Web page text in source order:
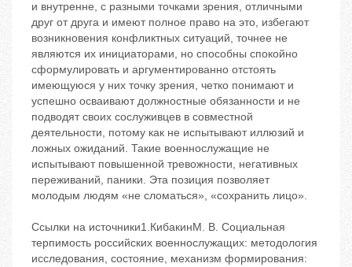
и внутренне, с разными точками зрения, отличными
друг от друга и имеют полное право на это, избегают
возникновения конфликтных ситуаций, точнее не
являются их инициаторами, но способны спокойно
сформулировать и аргументированно отстоять
имеющуюся у них точку зрения, четко понимают и
успешно осваивают должностные обязанности и не
подводят своих сослуживцев в совместной
деятельности, потому как не испытывают иллюзий и
ложных ожиданий. Такие военнослужащие не
испытывают повышенной тревожности, негативных
переживаний, паники. Эта позиция позволяет
молодым людям «не сломаться», «сохранить лицо».
Ссылки на источники1.КибакинМ. В. Социальная
терпимость российских военнослужащих: методология
исследования, состояние, механизм формирования: